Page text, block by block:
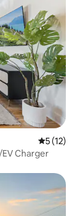
Średnia
5 (12)
Charger